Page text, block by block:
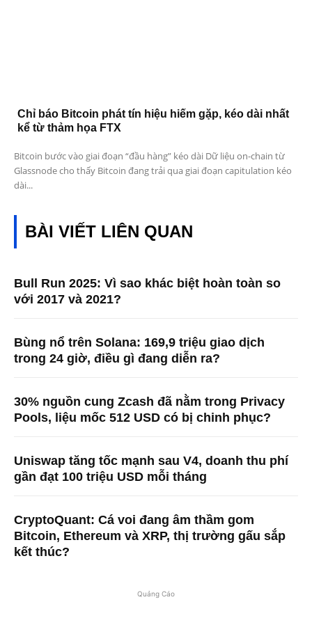
Chỉ báo Bitcoin phát tín hiệu hiếm gặp, kéo dài nhất
kể từ thảm họa FTX
Bitcoin bước vào giai đoạn “đầu hàng” kéo dài Dữ liệu on-chain từ
Glassnode cho thấy Bitcoin đang trải qua giai đoạn capitulation kéo
dài...
BÀI VIẾT LIÊN QUAN
Bull Run 2025: Vì sao khác biệt hoàn toàn so
với 2017 và 2021?
Bùng nổ trên Solana: 169,9 triệu giao dịch
trong 24 giờ, điều gì đang diễn ra?
30% nguồn cung Zcash đã nằm trong Privacy
Pools, liệu mốc 512 USD có bị chinh phục?
Uniswap tăng tốc mạnh sau V4, doanh thu phí
gần đạt 100 triệu USD mỗi tháng
CryptoQuant: Cá voi đang âm thầm gom
Bitcoin, Ethereum và XRP, thị trường gấu sắp
kết thúc?
Quảng Cáo